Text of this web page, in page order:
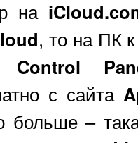
на
, то на ПК
Control
с сайта
больше –